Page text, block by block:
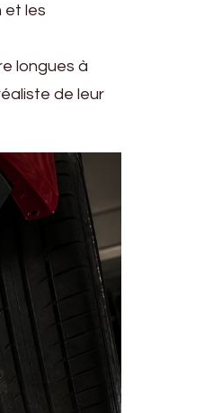
et les
longues à
de leur